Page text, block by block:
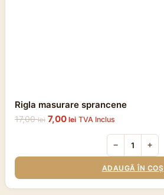
Rigla masurare sprancene
17,00lei Prețul
7,00 leiPrețul
7,00 lei.
TVA Inclus
− +
ADAUGĂ ÎN COȘ